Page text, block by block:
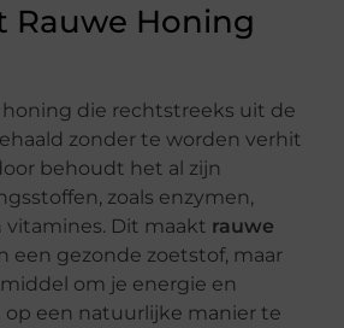
Rauwe Honing
honing die rechtstreeks uit de
zonder te worden verhit
behoudt het al zijn
zoals enzymen,
Dit maakt rauwe
een gezonde zoetstof, maar
om je energie en
een natuurlijke manier te